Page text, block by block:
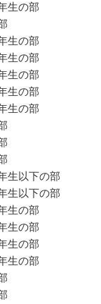
の部
の部
の部
の部
の部
の部
下の部
下の部
の部
の部
の部
の部